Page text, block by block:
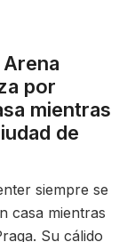
por
mientras
de
siempre se
casa mientras
Su cálido